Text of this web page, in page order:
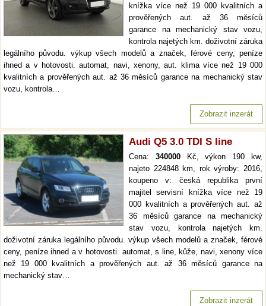
knížka více než 19 000 kvalitních a
prověřených aut. až 36 měsíců
garance na mechanický stav vozu,
kontrola najetých km. doživotní záruka
legálního původu. výkup všech modelů a značek, férové ceny, peníze
ihned a v hotovosti. automat, navi, xenony, aut. klima více než 19 000
kvalitních a prověřených aut. až 36 měsíců garance na mechanický stav
vozu, kontrola…
Zobrazit inzerát
Audi Q5 3.0 TDI S line
Cena: 340000Kč, výkon 190 kw,
najeto 224848 km, rok výroby: 2016,
koupeno v: česká republika první
majitel servisní knížka více než 19
000 kvalitních a prověřených aut. až
36 měsíců garance na mechanický
stav vozu, kontrola najetých km.
doživotní záruka legálního původu. výkup všech modelů a značek, férové
ceny, peníze ihned a v hotovosti. automat, s line, kůže, navi, xenony více
než 19 000 kvalitních a prověřených aut. až 36 měsíců garance na
mechanický stav…
Zobrazit inzerát